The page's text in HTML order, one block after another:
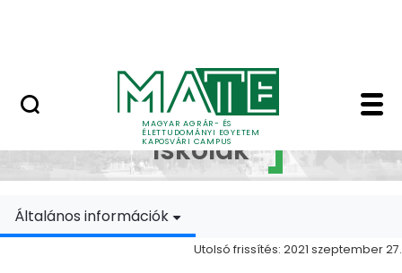
MAGYAR AGRÁR- ÉS
ÉLETTUDOMÁNYI EGYETEM
KAPOSVÁRI CAMPUS
Doktori Iskolák -
Doktori
Iskolák
Általános információk
Utolsó frissítés: 2021 szeptember 27.